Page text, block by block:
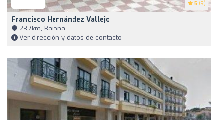
5 (9)
Francisco Hernández Vallejo
23,7km, Baiona
Ver dirección y datos de contacto